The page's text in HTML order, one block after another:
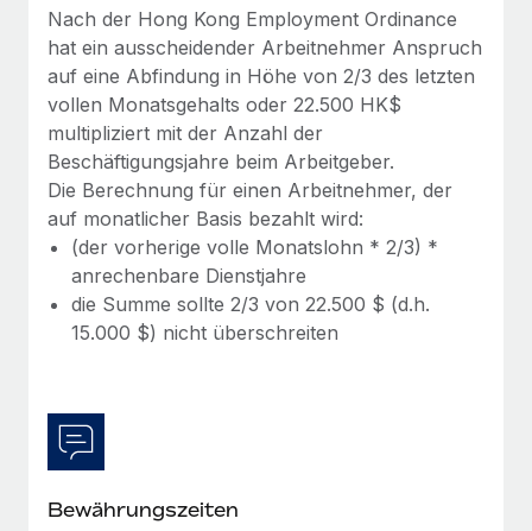
Nach der Hong Kong Employment Ordinance
hat ein ausscheidender Arbeitnehmer Anspruch
auf eine Abfindung in Höhe von 2/3 des letzten
vollen Monatsgehalts oder 22.500 HK$
multipliziert mit der Anzahl der
Beschäftigungsjahre beim Arbeitgeber.
Die Berechnung für einen Arbeitnehmer, der
auf monatlicher Basis bezahlt wird:
(der vorherige volle Monatslohn * 2/3) *
anrechenbare Dienstjahre
die Summe sollte 2/3 von 22.500 $ (d.h.
15.000 $) nicht überschreiten
Bewährungszeiten